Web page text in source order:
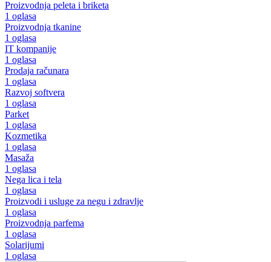
Proizvodnja peleta i briketa
1 oglasa
Proizvodnja tkanine
1 oglasa
IT kompanije
1 oglasa
Prodaja računara
1 oglasa
Razvoj softvera
1 oglasa
Parket
1 oglasa
Kozmetika
1 oglasa
Masaža
1 oglasa
Nega lica i tela
1 oglasa
Proizvodi i usluge za negu i zdravlje
1 oglasa
Proizvodnja parfema
1 oglasa
Solarijumi
1 oglasa